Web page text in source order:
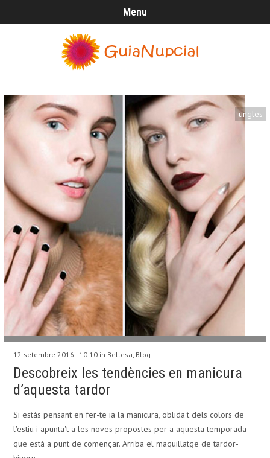
Menu
ungles
12 setembre 2016 - 10:10 in Bellesa, Blog
Descobreix les tendències en manicura
d’aquesta tardor
Si estàs pensant en fer-te ia la manicura, oblida't dels colors de
l'estiu i apunta't a les noves propostes per a aquesta temporada
que està a punt de començar. Arriba el maquillatge de tardor-